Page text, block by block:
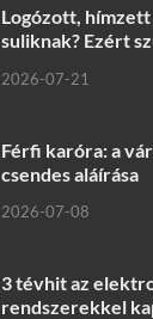
Logózott,
suliknak? Ezért
2026-07-21
Férfi karóra: a
csendes aláírása
2026-07-08
3 tévhit az
rendszerekkel